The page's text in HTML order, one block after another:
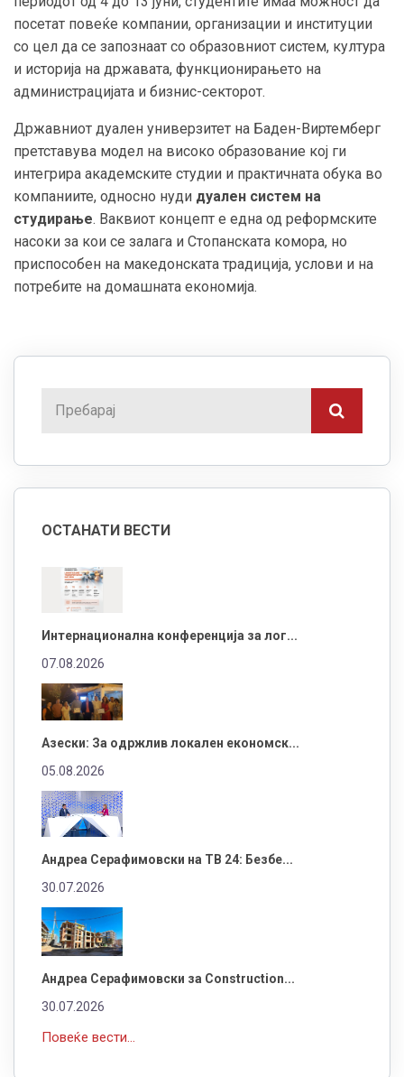
посетат повеќе компании, организации и институции
со цел да се запознаат со образовниот систем, култура
и историја на државата, функционирањето на
администрацијата и бизнис-секторот.
Државниот дуален универзитет на Баден-Виртемберг
претставува модел на високо образование кој ги
интегрира академските студии и практичната обука во
компаниите, односно нуди дуален систем на
студирање. Ваквиот концепт е една од реформските
насоки за кои се залага и Стопанската комора, но
приспособен на македонската традиција, услови и на
потребите на домашната економија.
ОСТАНАТИ ВЕСТИ
Интернационална конференција за лог...
07.08.2026
Азески: За одржлив локален економск...
05.08.2026
Андреа Серафимовски на ТВ 24: Безбе...
30.07.2026
Андреа Серафимовски за Construction...
30.07.2026
Повеќе вести...